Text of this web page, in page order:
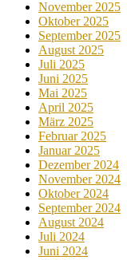
November 2025
Oktober 2025
September 2025
August 2025
Juli 2025
Juni 2025
Mai 2025
April 2025
März 2025
Februar 2025
Januar 2025
Dezember 2024
November 2024
Oktober 2024
September 2024
August 2024
Juli 2024
Juni 2024